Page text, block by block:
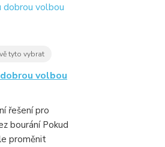
tyto vybrat
volbou
řešení pro
bourání Pokud
proměnit